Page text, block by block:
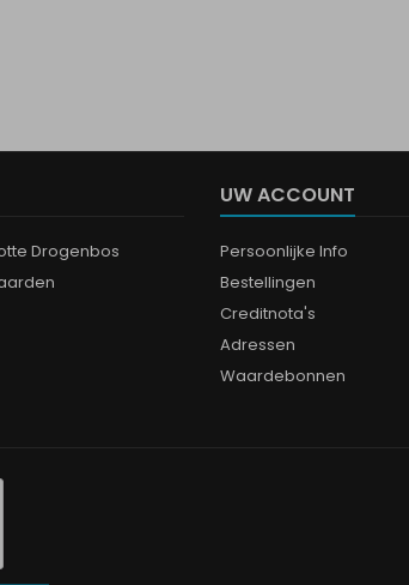
Drogenbos
UW ACCOUNT
Persoonlijke Info
Bestellingen
Creditnota's
Adressen
Waardebonnen